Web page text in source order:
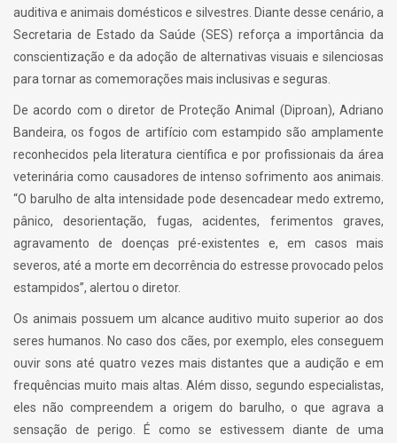
auditiva e animais domésticos e silvestres. Diante desse cenário, a
Secretaria de Estado da Saúde (SES) reforça a importância da
conscientização e da adoção de alternativas visuais e silenciosas
para tornar as comemorações mais inclusivas e seguras.
De acordo com o diretor de Proteção Animal (Diproan), Adriano
Bandeira, os fogos de artifício com estampido são amplamente
reconhecidos pela literatura científica e por profissionais da área
veterinária como causadores de intenso sofrimento aos animais.
“O barulho de alta intensidade pode desencadear medo extremo,
pânico, desorientação, fugas, acidentes, ferimentos graves,
agravamento de doenças pré-existentes e, em casos mais
severos, até a morte em decorrência do estresse provocado pelos
estampidos”, alertou o diretor.
Os animais possuem um alcance auditivo muito superior ao dos
seres humanos. No caso dos cães, por exemplo, eles conseguem
ouvir sons até quatro vezes mais distantes que a audição e em
frequências muito mais altas. Além disso, segundo especialistas,
eles não compreendem a origem do barulho, o que agrava a
sensação de perigo. É como se estivessem diante de uma